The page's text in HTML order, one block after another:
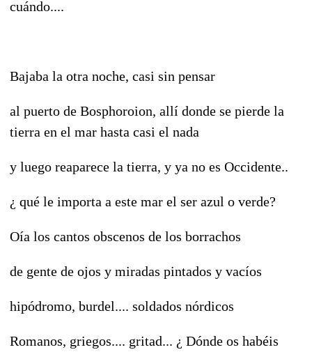
cuándo....
Bajaba la otra noche, casi sin pensar
al puerto de Bosphoroion, allí donde se pierde la
tierra en el mar hasta casi el nada
y luego reaparece la tierra, y ya no es Occidente..
¿ qué le importa a este mar el ser azul o verde?
Oía los cantos obscenos de los borrachos
de gente de ojos y miradas pintados y vacíos
hipódromo, burdel.... soldados nórdicos
Romanos, griegos.... gritad... ¿ Dónde os habéis